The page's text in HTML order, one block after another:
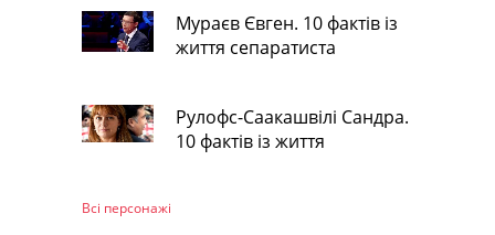
Мураєв Євген. 10 фактів із
життя сепаратиста
Рулофс-Саакашвілі Сандра.
10 фактів із життя
Всі персонажi